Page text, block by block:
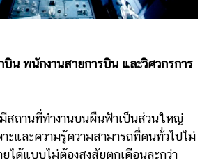
น พนักงานสายการบิน และวิศวกรการ
นที่ทำงานบนผืนฟ้าเป็นส่วนใหญ่
ะและความรู้ความสามารถที่คนทั่วไปไม่
ยได้แบบไม่ต้องสงสัยตกเดือนละกว่า